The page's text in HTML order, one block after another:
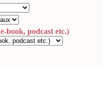
book, podcast etc.)